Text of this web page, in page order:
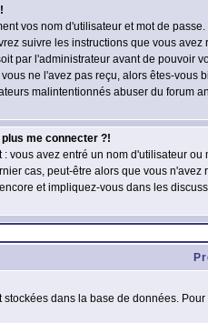
vos nom d'utilisateur et mot de
suivre les instructions que vous
par l'administrateur avant de pouvoir
ne l'avez pas reçu, alors êtes-
malintentionnés abuser du forum
me connecter ?!
vous avez entré un nom d'utilisateur
cas, peut-être alors que vous
et impliquez-vous dans les
dans la base de données.